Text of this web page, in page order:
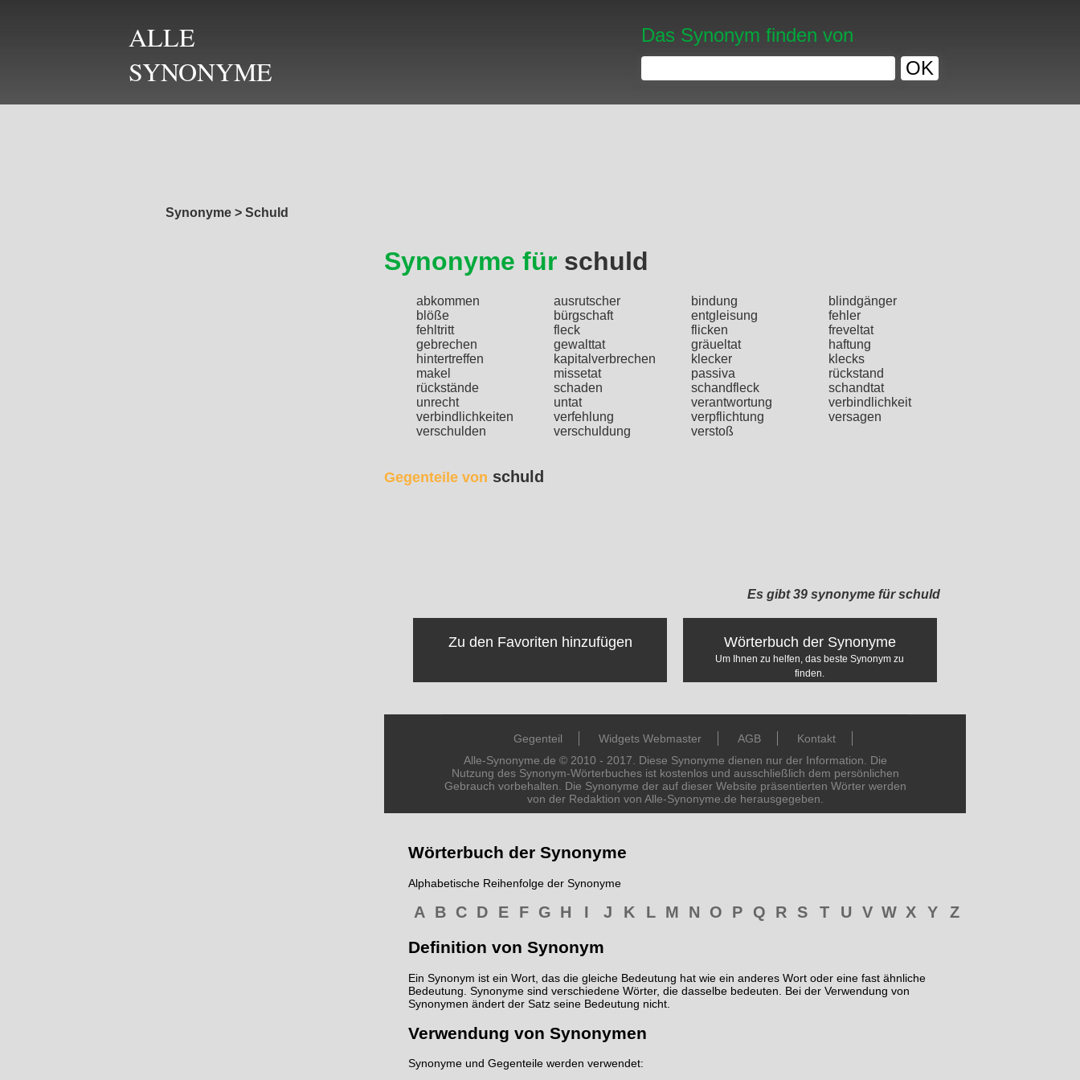
ALLE
SYNONYME
Das Synonym finden von
OK
Synonyme > Schuld
Synonyme für schuld
abkommen ausrutscher bindung
blindgänger
blöße
bürgschaft entgleisung
fehler
fehltritt
fleck flicken
freveltat
gebrechen
gewalttat gräueltat
haftung
hintertreffen
kapitalverbrechen klecker
klecks
makel
missetat passiva
rückstand
rückstände
schaden schandfleck
schandtat
unrecht
untat verantwortung
verbindlichkeit
verbindlichkeiten
verfehlung verpflichtung
versagen
verschulden
verschuldung verstoß
Gegenteile von schuld
Es gibt 39 synonyme für schuld
Zu den Favoriten hinzufügen Wörterbuch der Synonyme
Um Ihnen zu helfen, das beste Synonym zu
finden.
Gegenteil Widgets Webmaster AGB
Kontakt
Alle-Synonyme.de © 2010 - 2017. Diese Synonyme dienen nur der Information. Die
Nutzung des Synonym-Wörterbuches ist kostenlos und ausschließlich dem persönlichen
Gebrauch vorbehalten. Die Synonyme der auf dieser Website präsentierten Wörter werden
von der Redaktion von Alle-Synonyme.de herausgegeben.
Wörterbuch der Synonyme
Alphabetische Reihenfolge der Synonyme
A B C D E F G H I J K L M N O P Q R S T U V W X Y Z
Definition von Synonym
Ein Synonym ist ein Wort, das die gleiche Bedeutung hat wie ein anderes Wort oder eine fast ähnliche
Bedeutung. Synonyme sind verschiedene Wörter, die dasselbe bedeuten. Bei der Verwendung von
Synonymen ändert der Satz seine Bedeutung nicht.
Verwendung von Synonymen
Synonyme und Gegenteile werden verwendet: